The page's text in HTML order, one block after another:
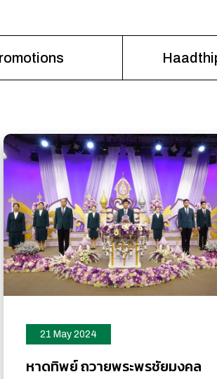
21 May 2024
หาดทิพย์ ถวายพระพรชัยมงคล